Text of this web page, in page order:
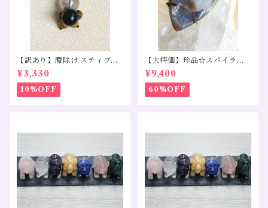
【訳あり】魔除け スティブナ
イトインクォーツ モリオン タ
イガーアイ
¥3,330
10%OFF
【大特価】珍品☆スパイララ
イトペンダントトップS925
¥9,400
60%OFF